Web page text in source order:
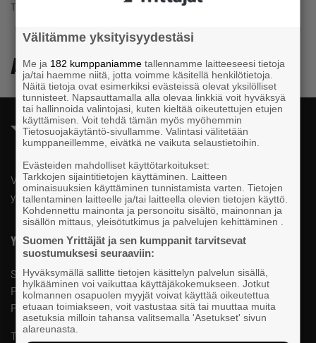
Tutustu tapahtuma- ja koulutustarjontaan
Akatemia
Valtakunnallista, alueellista ja paikallista vaikuttamista pk-
yrittäjien puolesta.
Yhteystiedot
Suomen Yrittäjät
PL 999, 00101 HELSINKI
Puhelin 09 229 221
Tietosuojaseloste ja evästeet
Välitämme yksityisyydestäsi
Me ja 182 kumppaniamme tallennamme laitteeseesi tietoja
ja/tai haemme niitä, jotta voimme käsitellä henkilötietoja.
Näitä tietoja ovat esimerkiksi evästeissä olevat yksilölliset
tunnisteet. Napsauttamalla alla olevaa linkkiä voit hyväksyä
tai hallinnoida valintojasi, kuten kieltää oikeutettujen etujen
käyttämisen. Voit tehdä tämän myös myöhemmin
Tietosuojakäytäntö-sivullamme. Valintasi välitetään
kumppaneillemme, eivätkä ne vaikuta selaustietoihin.
Evästeiden mahdolliset käyttötarkoitukset:
Tarkkojen sijaintitietojen käyttäminen. Laitteen
ominaisuuksien käyttäminen tunnistamista varten. Tietojen
tallentaminen laitteelle ja/tai laitteella olevien tietojen käyttö.
Kohdennettu mainonta ja personoitu sisältö, mainonnan ja
sisällön mittaus, yleisötutkimus ja palvelujen kehittäminen .
Suomen Yrittäjät ja sen kumppanit tarvitsevat
suostumuksesi seuraaviin:
Hyväksymällä sallitte tietojen käsittelyn palvelun sisällä,
hylkääminen voi vaikuttaa käyttäjäkokemukseen. Jotkut
kolmannen osapuolen myyjät voivat käyttää oikeutettua
etuaan toimiakseen, voit vastustaa sitä tai muuttaa muita
asetuksia milloin tahansa valitsemalla 'Asetukset' sivun
alareunasta.